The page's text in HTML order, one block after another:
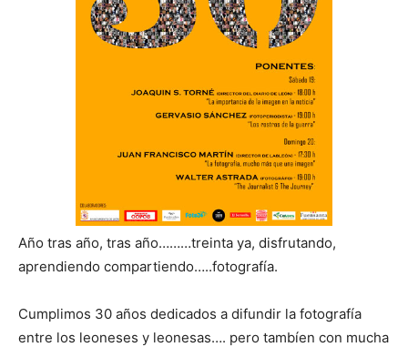
Año tras año, tras año………treinta ya, disfrutando,
aprendiendo compartiendo…..fotografía.
Cumplimos 30 años dedicados a difundir la fotografía
entre los leoneses y leonesas…. pero tambíen con mucha